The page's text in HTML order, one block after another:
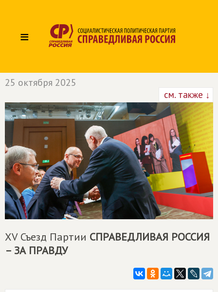
≡
25 октября 2025
см. также ↓
XV Съезд Партии СПРАВЕДЛИВАЯ РОССИЯ
– ЗА ПРАВДУ